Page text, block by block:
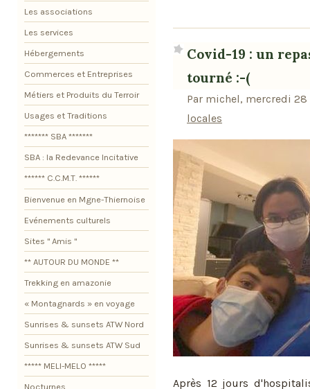
Covid-19 : un
tourné :-(
Par michel, mercredi
locales
Après 12 jours
Les associations
Les services
Hébergements
Commerces et Entreprises
Métiers et Produits du Terroir
Usages et Traditions
******* SBA *******
SBA : la Redevance Incitative
****** C.C.M.T. ******
Bienvenue en Mgne-Thiernoise
Evénements culturels
Sites " Amis "
** AUTOUR DU MONDE **
Trekking en amazonie
« Montagnards » en voyage
Sunrises & sunsets ATW Nord
Sunrises & sunsets ATW Sud
***** MELI-MELO *****
Nocturnes